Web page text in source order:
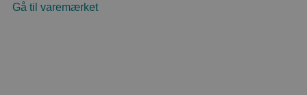
Gå til varemærket